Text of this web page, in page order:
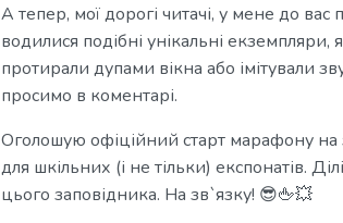
А тепер, мої дорогі читачі, у мене до
водилися подібні унікальні
протирали дупами вікна або імітували
просимо в коментарі.
Оголошую офіційний старт марафону на
для шкільних (і не тільки) експонатів.
цього заповідника. На зв`язку! 😎🖕💥